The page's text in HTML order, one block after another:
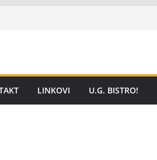
LINKOVI U.G. BISTRO!